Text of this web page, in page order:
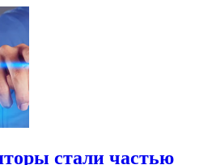
стали частью